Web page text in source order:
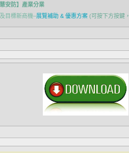
慧安防】產業分業
目標新商機–展覽補助 & 優惠方案 (可按下方按鍵